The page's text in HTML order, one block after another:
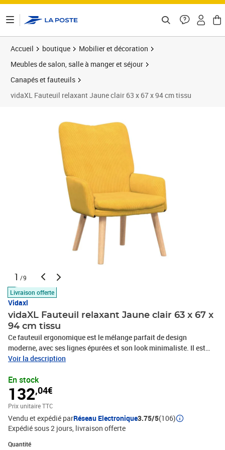
Accueil boutique
Mobilier et décoration
Meubles de salon, salle à manger et séjour
Canapés et fauteuils
vidaXL Fauteuil relaxant Jaune clair 63 x 67 x 94 cm tissu
1 /9
Livraison offerte
Vidaxl
vidaXL Fauteuil relaxant Jaune clair 63 x 67 x
94 cm tissu
Ce fauteuil ergonomique est le mélange parfait de design
moderne, avec ses lignes épurées et son look minimaliste. Il est
fait pour le salon ou la chambre, combinant confort et
intérieur. Fabriqué avec un tissu super doux, il est idéal pour ceux
qui aiment avoir un look sympa et se détendre. Son design flexible
le rend parfait pour lire, se relaxer ou juste traîner avec style.
Matériaux : Fabriqué avec un mélange de matériaux solides. Le
tissu principal est choisi pour sa durabilité et sa douceur, donc il
reste confortable et beau longtemps. Le contreplaqué ajoute de la
robustesse tout en étant joli, parfait pour ceux qui veulent des
Voir la description
En stock
132,04€
Prix unitaire TTC
Vendu et expédié parRéseau Electronique3.75/5(106)
Expédié sous 2 jours livraison offerte
Quantité
Quantité : 1